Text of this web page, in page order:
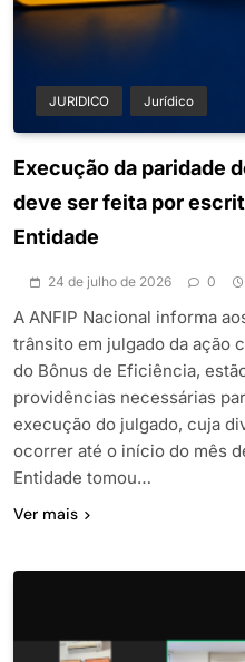
JURIDICO Jurídico
Execução da paridade
deve ser feita por
Entidade
24 de julho de 2026 0
A ANFIP Nacional informa
trânsito em julgado da ação
do Bônus de Eficiência,
providências necessárias
execução do julgado, cuja
ocorrer até o início do mês
Entidade tomou…
Ver mais